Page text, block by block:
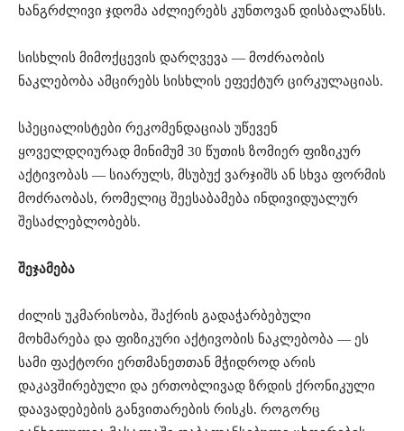
ხანგრძლივი ჯდომა აძლიერებს კუნთოვან დისბალანსს.
სისხლის მიმოქცევის დარღვევა — მოძრაობის
ნაკლებობა ამცირებს სისხლის ეფექტურ ცირკულაციას.
სპეციალისტები რეკომენდაციას უწევენ
ყოველდღიურად მინიმუმ 30 წუთის ზომიერ ფიზიკურ
აქტივობას — სიარულს, მსუბუქ ვარჯიშს ან სხვა ფორმის
მოძრაობას, რომელიც შეესაბამება ინდივიდუალურ
შესაძლებლობებს.
შეჯამება
ძილის უკმარისობა, შაქრის გადაჭარბებული
მოხმარება და ფიზიკური აქტივობის ნაკლებობა — ეს
სამი ფაქტორი ერთმანეთთან მჭიდროდ არის
დაკავშირებული და ერთობლივად ზრდის ქრონიკული
დაავადებების განვითარების რისკს. როგორც